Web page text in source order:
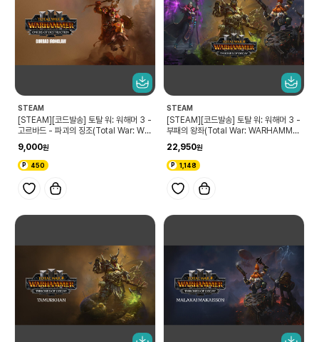
STEAM
[STEAM][코드발송] 토탈 워: 워해머 3 -
고르바드 - 파괴의 징조(Total War: WA
f Destruction)
9,000
450
STEAM
[STEAM][코드발송] 토탈 워: 워해머 3 -
부패의 왕좌(Total War: WARHAMME
22,950
1,148